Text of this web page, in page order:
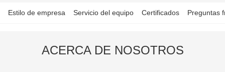
PAGINA DE INICIO
Estilo de empresa Servicio del equipo Certificados Preguntas
ACERCA DE NOSOTROS